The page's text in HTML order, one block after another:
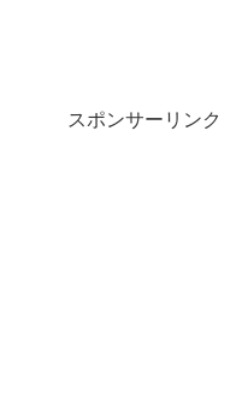
スポンサーリンク